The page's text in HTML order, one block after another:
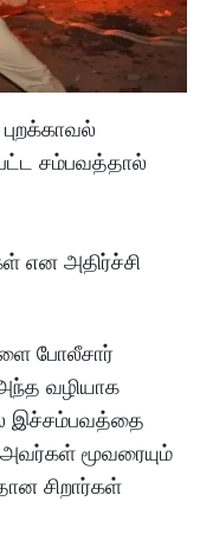
சம்பவத்தால்
என அதிர்ச்சி
போலீசார்
வழியாக
இச்சம்பவத்தை
அவர்கள் மூவரையும்
சிறார்கள்